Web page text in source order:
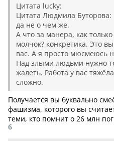
Цитата lucky:
Цитата Людмила Буторова:
да не о чем же.
А что за манера, как
молчок? конкретика. Это
вас. А я просто мюсмеюсь
Над злыми людьми нужно
жалеть. Работа у вас
сложно.
Получается вы буквально
фашизма, которого вы
теми, кто помнит о 26 млн
6